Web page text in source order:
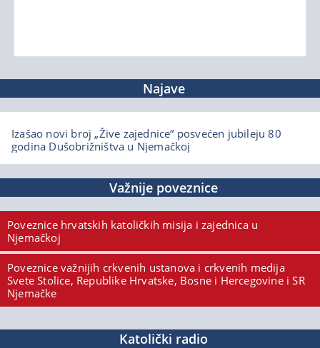
Najave
Izašao novi broj „Žive zajednice“ posvećen jubileju 80
godina Dušobrižništva u Njemačkoj
Važnije poveznice
Poveznice hrvatskih katoličkih misija i zajednica u
Njemačkoj
Poveznice važnijih crkvenih ustanova i crkvenih medija
Svete Stolice, Republike Hrvatske, Bosne i Hercegovine i SR
Njemačke
Katolički radio